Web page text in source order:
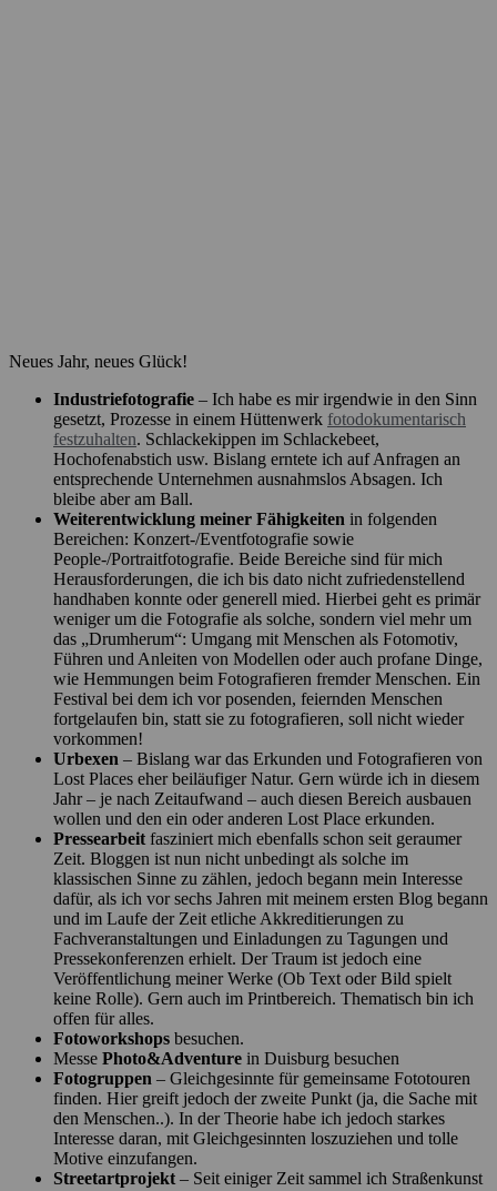
Neues Jahr, neues Glück!
Industriefotografie – Ich habe es mir irgendwie in den Sinn
gesetzt, Prozesse in einem Hüttenwerk fotodokumentarisch
festzuhalten. Schlackekippen im Schlackebeet,
Hochofenabstich usw. Bislang erntete ich auf Anfragen an
entsprechende Unternehmen ausnahmslos Absagen. Ich
bleibe aber am Ball.
Weiterentwicklung meiner Fähigkeiten in folgenden
Bereichen: Konzert-/Eventfotografie sowie
People-/Portraitfotografie. Beide Bereiche sind für mich
Herausforderungen, die ich bis dato nicht zufriedenstellend
handhaben konnte oder generell mied. Hierbei geht es primär
weniger um die Fotografie als solche, sondern viel mehr um
das „Drumherum“: Umgang mit Menschen als Fotomotiv,
Führen und Anleiten von Modellen oder auch profane Dinge,
wie Hemmungen beim Fotografieren fremder Menschen. Ein
Festival bei dem ich vor posenden, feiernden Menschen
fortgelaufen bin, statt sie zu fotografieren, soll nicht wieder
vorkommen!
Urbexen – Bislang war das Erkunden und Fotografieren von
Lost Places eher beiläufiger Natur. Gern würde ich in diesem
Jahr – je nach Zeitaufwand – auch diesen Bereich ausbauen
wollen und den ein oder anderen Lost Place erkunden.
Pressearbeitfasziniert mich ebenfalls schon seit geraumer
Zeit. Bloggen ist nun nicht unbedingt als solche im
klassischen Sinne zu zählen, jedoch begann mein Interesse
dafür, als ich vor sechs Jahren mit meinem ersten Blog begann
und im Laufe der Zeit etliche Akkreditierungen zu
Fachveranstaltungen und Einladungen zu Tagungen und
Pressekonferenzen erhielt. Der Traum ist jedoch eine
Veröffentlichung meiner Werke (Ob Text oder Bild spielt
keine Rolle). Gern auch im Printbereich. Thematisch bin ich
offen für alles.
Fotoworkshops besuchen.
Messe Photo&Adventure in Duisburg besuchen
Fotogruppen – Gleichgesinnte für gemeinsame Fototouren
finden. Hier greift jedoch der zweite Punkt (ja, die Sache mit
den Menschen..). In der Theorie habe ich jedoch starkes
Interesse daran, mit Gleichgesinnten loszuziehen und tolle
Motive einzufangen.
Streetartprojekt– Seit einiger Zeit sammel ich Straßenkunst